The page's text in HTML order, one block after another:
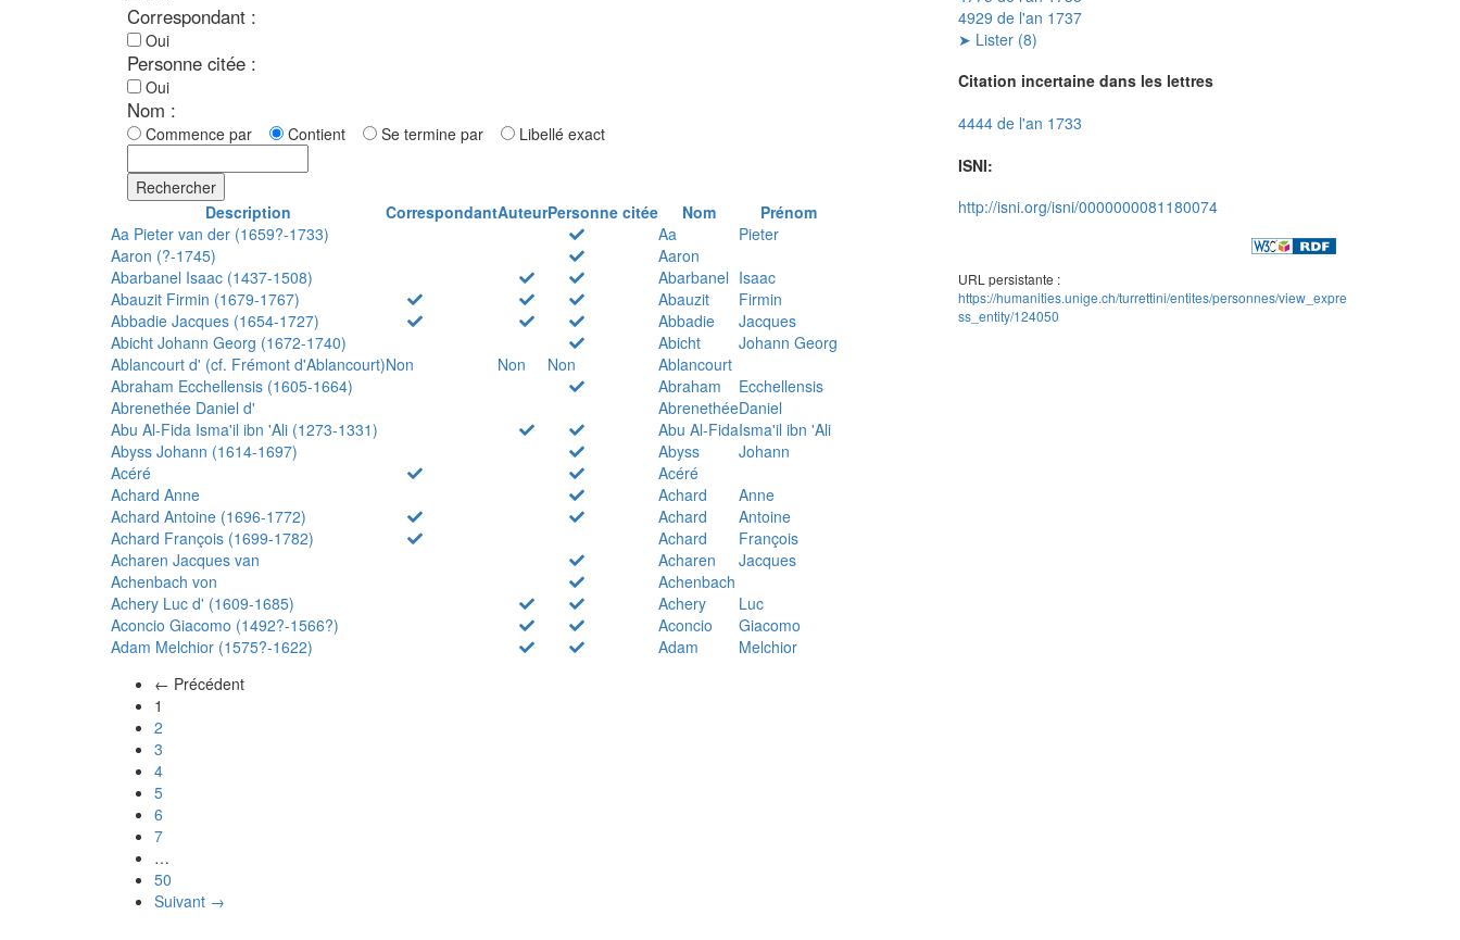
Correspondant :
Oui
Personne citée :
Oui
Nom :
Commence par Contient Se termine par Libellé exact
Rechercher
Description
CorrespondantAuteurPersonne citée Nom
Prénom
Aa Pieter van der (1659?-1733)
Aa
Pieter
Aaron (?-1745)
Aaron
Abarbanel Isaac (1437-1508)
Abarbanel Isaac
Abauzit Firmin (1679-1767)
Abauzit
Firmin
Abbadie Jacques (1654-1727)
Abbadie
Jacques
Abicht Johann Georg (1672-1740)
Abicht
Johann Georg
Ablancourt d' (cf. Frémont d'Ablancourt)Non Non Non
Ablancourt
Abraham Ecchellensis (1605-1664)
Abraham
Ecchellensis
Abrenethée Daniel d'
AbrenethéeDaniel
Abu Al-Fida Isma'il ibn 'Ali (1273-1331)
Abu Al-FidaIsma'il ibn 'Ali
Abyss Johann (1614-1697)
Abyss
Johann
Acéré
Acéré
Achard Anne
Achard
Anne
Achard Antoine (1696-1772)
Achard
Antoine
Achard François (1699-1782)
Achard
François
Acharen Jacques van
Acharen
Jacques
Achenbach von
Achenbach
Achery Luc d' (1609-1685)
Achery
Luc
Aconcio Giacomo (1492?-1566?)
Aconcio
Giacomo
Adam Melchior (1575?-1622)
Adam
Melchior
← Précédent
1
2
3
4
5
6
7
…
50
Suivant →
4929 de l'an 1737
➤ Lister (8)
Citation incertaine dans les lettres
4444 de l'an 1733
ISNI:
http://isni.org/isni/0000000081180074
URL persistante :
https://humanities.unige.ch/turrettini/entites/personnes/view_expre
ss_entity/124050